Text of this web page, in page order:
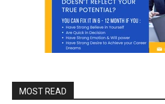
MOST READ